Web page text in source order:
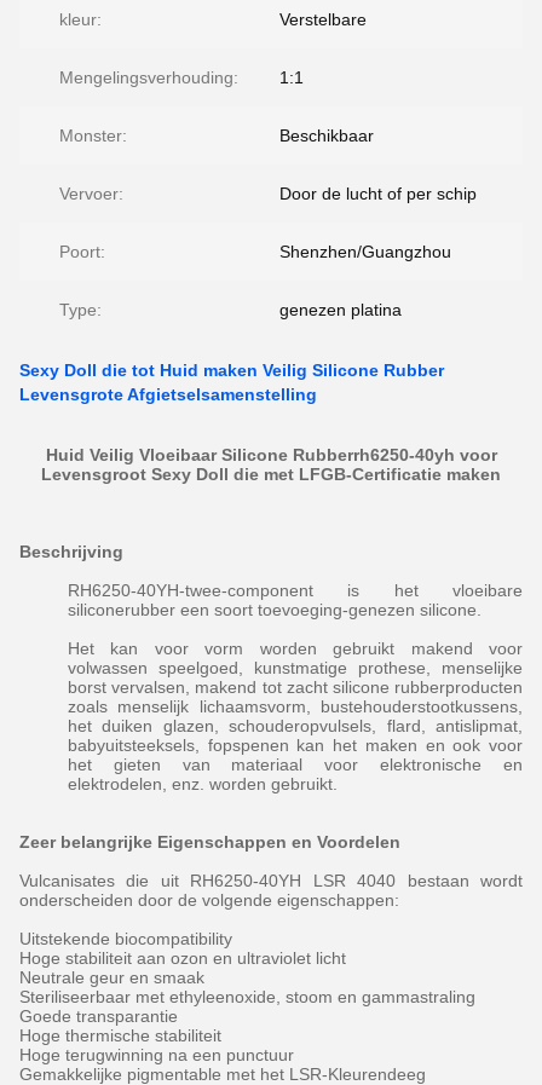
kleur: Verstelbare
Mengelingsverhouding: 1:1
Monster: Beschikbaar
Vervoer: Door de lucht of per schip
Poort: Shenzhen/Guangzhou
Type: genezen platina
Sexy Doll die tot Huid maken Veilig Silicone Rubber
Levensgrote Afgietselsamenstelling
Huid Veilig Vloeibaar Silicone Rubberrh6250-40yh voor
Levensgroot Sexy Doll die met LFGB-Certificatie maken
Beschrijving
RH6250-40YH-twee-component is het vloeibare
siliconerubber een soort toevoeging-genezen silicone.
Het kan voor vorm worden gebruikt makend voor
volwassen speelgoed, kunstmatige prothese, menselijke
borst vervalsen, makend tot zacht silicone rubberproducten
zoals menselijk lichaamsvorm, bustehouderstootkussens,
het duiken glazen, schouderopvulsels, flard, antislipmat,
babyuitsteeksels, fopspenen kan het maken en ook voor
het gieten van materiaal voor elektronische en
elektrodelen, enz. worden gebruikt.
Zeer belangrijke Eigenschappen en Voordelen
Vulcanisates die uit RH6250-40YH LSR 4040 bestaan wordt
onderscheiden door de volgende eigenschappen:
Uitstekende biocompatibility
Hoge stabiliteit aan ozon en ultraviolet licht
Neutrale geur en smaak
Steriliseerbaar met ethyleenoxide, stoom en gammastraling
Goede transparantie
Hoge thermische stabiliteit
Hoge terugwinning na een punctuur
Gemakkelijke pigmentable met het LSR-Kleurendeeg